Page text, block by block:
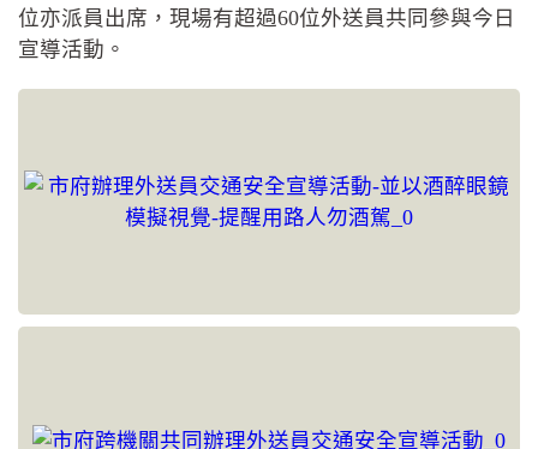
位亦派員出席，現場有超過60位外送員共同參與今日
宣導活動。